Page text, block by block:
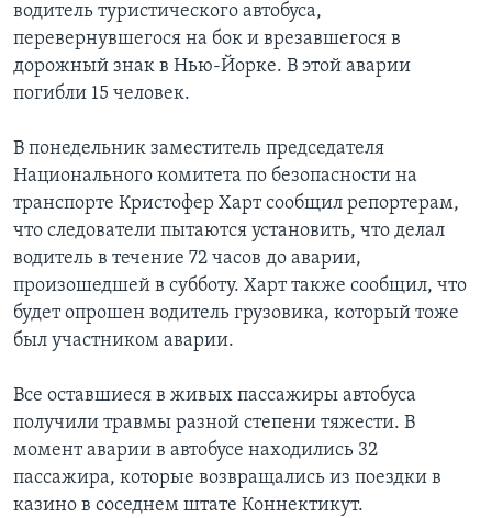
водитель туристического автобуса,
перевернувшегося на бок и врезавшегося в
дорожный знак в Нью-Йорке. В этой аварии
погибли 15 человек.
В понедельник заместитель председателя
Национального комитета по безопасности на
транспорте Кристофер Харт сообщил репортерам,
что следователи пытаются установить, что делал
водитель в течение 72 часов до аварии,
произошедшей в субботу. Харт также сообщил, что
будет опрошен водитель грузовика, который тоже
был участником аварии.
Все оставшиеся в живых пассажиры автобуса
получили травмы разной степени тяжести. В
момент аварии в автобусе находились 32
пассажира, которые возвращались из поездки в
казино в соседнем штате Коннектикут.